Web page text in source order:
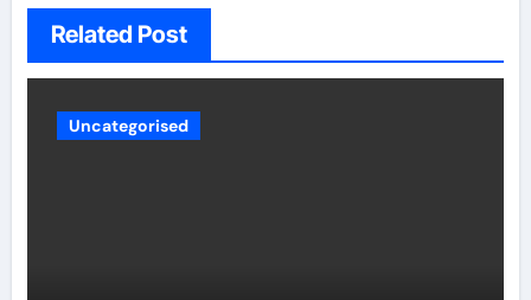
Related Post
Uncategorised